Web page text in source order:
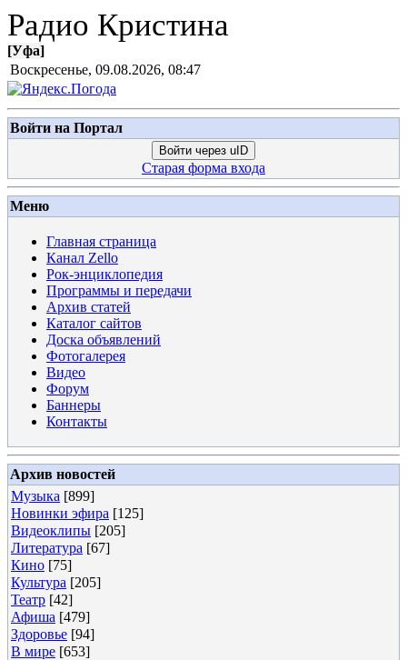
Радио Кристина
[Уфа]
Воскресенье, 09.08.2026, 08:47
Войти на Портал
Войти через uID
Старая форма входа
Меню
Главная страница
Канал Zello
Рок-энциклопедия
Программы и передачи
Архив статей
Каталог сайтов
Доска объявлений
Фотогалерея
Видео
Форум
Баннеры
Контакты
Архив новостей
Музыка [899]
Новинки эфира [125]
Видеоклипы [205]
Литература [67]
Кино [75]
Культура [205]
Театр [42]
Афиша [479]
Здоровье [94]
В мире [653]